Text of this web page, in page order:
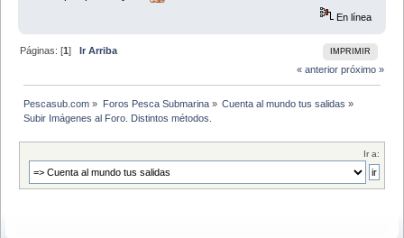
En línea
IMPRIMIR
Páginas: [1]Ir Arriba
« anterior próximo »
Pescasub.com » Foros Pesca Submarina» Cuenta al mundo tus salidas »
Subir Imágenes al Foro. Distintos métodos.
Ir a: